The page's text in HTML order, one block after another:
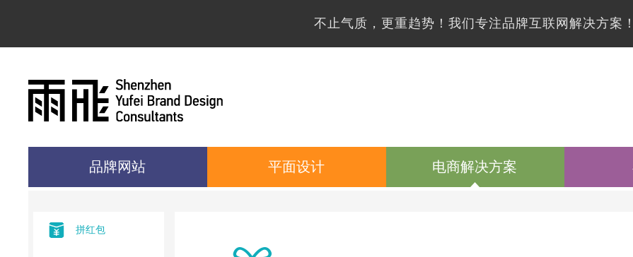
不止气质，更重趋势！我们专注品牌互联网解决方案！
品牌网站 平面设计 电商解决方案
拼红包